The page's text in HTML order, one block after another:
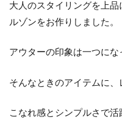
大人のスタイリングを上
ルゾンをお作りしました。
アウターの印象は一つにな
そんなときのアイテムに、
こなれ感とシンプルさで活